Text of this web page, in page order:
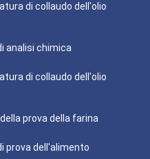
di collaudo dell'olio
analisi chimica
di collaudo dell'olio
prova della farina
prova dell'alimento